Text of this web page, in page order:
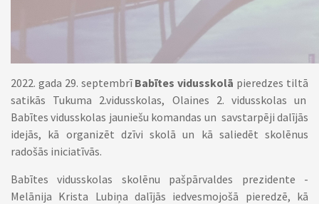
2022. gada 29. septembrī Babītes vidusskolā pieredzes tiltā
satikās Tukuma 2.vidusskolas, Olaines 2. vidusskolas un
Babītes vidusskolas jauniešu komandas un savstarpēji dalījās
idejās, kā organizēt dzīvi skolā un kā saliedēt skolēnus
radošās iniciatīvās.
Babītes vidusskolas skolēnu pašpārvaldes prezidente -
Melānija Krista Lubiņa dalījās iedvesmojošā pieredzē, kā